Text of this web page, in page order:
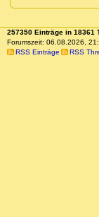
257350 Einträge in 18361
Forumszeit: 06.08.2026,
RSS Einträge
RSS